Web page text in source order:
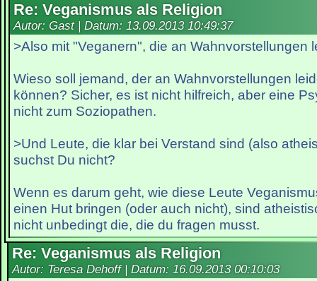
Re: Veganismus als Religion
Autor: Gast | Datum: 13.09.2013 10:49:37
>Also mit "Veganern", die an Wahnvorstellungen
Wieso soll jemand, der an Wahnvorstellungen
können? Sicher, es ist nicht hilfreich, aber eine
nicht zum Soziopathen.
>Und Leute, die klar bei Verstand sind (also
suchst Du nicht?
Wenn es darum geht, wie diese Leute
einen Hut bringen (oder auch nicht), sind
nicht unbedingt die, die du fragen musst.
Re: Veganismus als Religion
Autor: Teresa Dehoff | Datum: 16.09.2013 00:10:03